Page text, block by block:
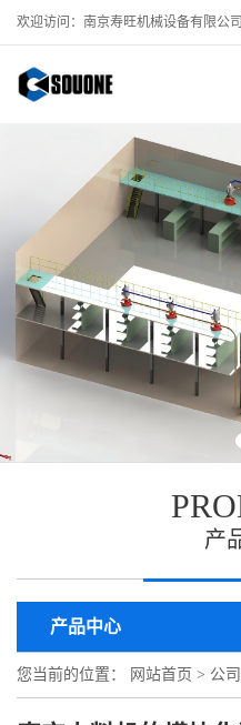
欢迎访问：南京寿旺机械设备有限公司
产
产品中心
您当前的位置： 网站首页 > 公
快速换型与维护便利性提升